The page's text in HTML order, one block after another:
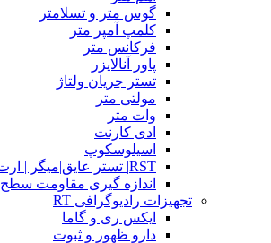
گوس متر و تسلامتر
کلمپ آمپر متر
فرکانس متر
پاور آنالایزر
تستر جریان ولتاژ
مولتی متر
وات متر
ادی کارنت
اسیلوسکوپ
RST| تستر عایق|میگر | ارت سنج
اندازه گیری مقاومت سطح
تجهیزات رادیوگرافی RT
ایکس ری و گاما
دارو ظهور و ثبوت